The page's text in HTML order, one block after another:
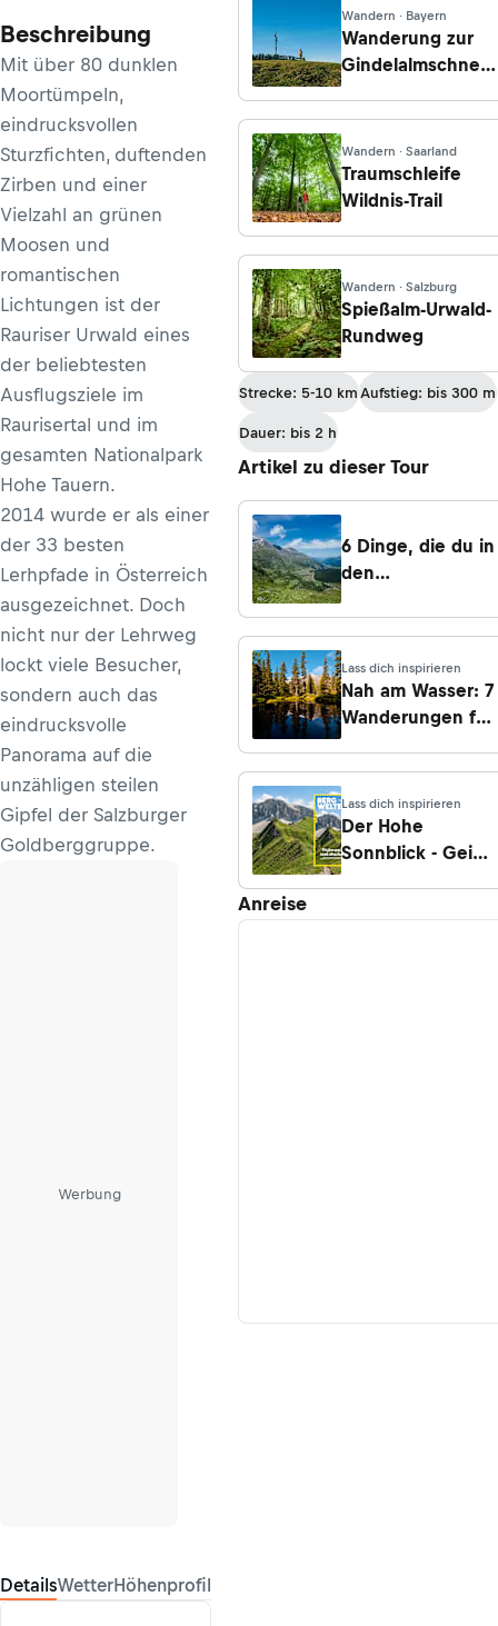
Beschreibung
Mit über 80 dunklen
Moortümpeln,
eindrucksvollen
Sturzfichten, duftenden
Zirben und einer
Vielzahl an grünen
Moosen und
romantischen
Lichtungen ist der
Rauriser Urwald eines
der beliebtesten
Ausflugsziele im
Raurisertal und im
gesamten Nationalpark
Hohe Tauern.
2014 wurde er als einer
der 33 besten
Lerhpfade in Österreich
ausgezeichnet. Doch
nicht nur der Lehrweg
lockt viele Besucher,
sondern auch das
eindrucksvolle
Panorama auf die
unzähligen steilen
Gipfel der Salzburger
Goldberggruppe.
Werbung
DetailsWetterHöhenprofil
Wandern · Bayern
Wanderung zur
Gindelalmschneid
über Neureuth
Wandern · Saarland
Traumschleife
Wildnis-Trail
Wandern · Salzburg
Spießalm-Urwald-
Rundweg
Strecke: 5-10 km Aufstieg: bis 300 m
Dauer: bis 2 h
Artikel zu dieser Tour
6 Dinge, die du in
den
Lass dich inspirieren
Nah am Wasser: 7
Wanderungen für
Lass dich inspirieren
Der Hohe
Sonnblick - Geier,
Anreise